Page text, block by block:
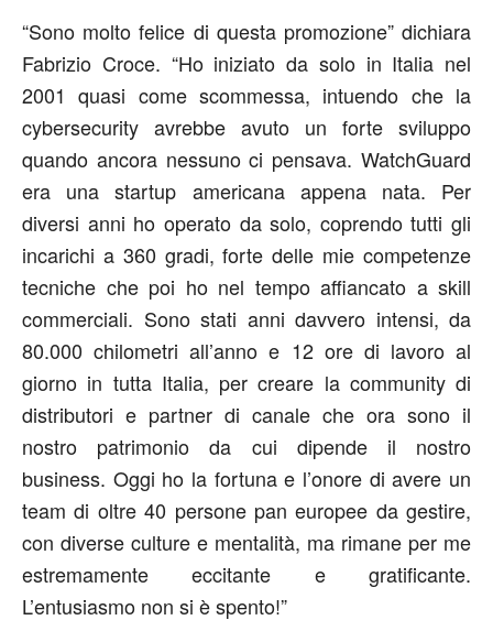
“Sono molto felice di questa promozione” dichiara
Fabrizio Croce. “Ho iniziato da solo in Italia nel
2001 quasi come scommessa, intuendo che la
cybersecurity avrebbe avuto un forte sviluppo
quando ancora nessuno ci pensava. WatchGuard
era una startup americana appena nata. Per
diversi anni ho operato da solo, coprendo tutti gli
incarichi a 360 gradi, forte delle mie competenze
tecniche che poi ho nel tempo affiancato a skill
commerciali. Sono stati anni davvero intensi, da
80.000 chilometri all’anno e 12 ore di lavoro al
giorno in tutta Italia, per creare la community di
distributori e partner di canale che ora sono il
nostro patrimonio da cui dipende il nostro
business. Oggi ho la fortuna e l’onore di avere un
team di oltre 40 persone pan europee da gestire,
con diverse culture e mentalità, ma rimane per me
estremamente eccitante e gratificante.
L’entusiasmo non si è spento!”